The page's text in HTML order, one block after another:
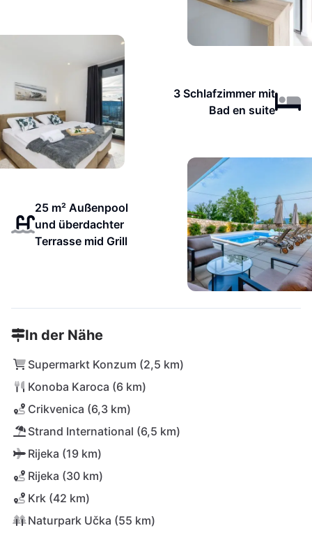
3 Schlafzimmer mit
Bad en suite
25 m² Außenpool
und überdachter
Terrasse mid Grill
In der Nähe
Supermarkt Konzum (2,5 km)
Konoba Karoca (6 km)
Crikvenica (6,3 km)
Strand International (6,5 km)
Rijeka (19 km)
Rijeka (30 km)
Krk (42 km)
Naturpark Učka (55 km)